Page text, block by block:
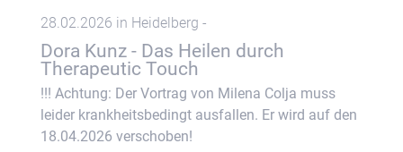
28.02.2026 in Heidelberg -
Dora Kunz - Das Heilen durch
Therapeutic Touch
!!! Achtung: Der Vortrag von Milena Colja muss
leider krankheitsbedingt ausfallen. Er wird auf den
18.04.2026 verschoben!